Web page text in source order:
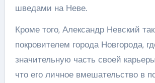
шведами на Неве.
Кроме того, Александр Невский
покровителем города Новгорода,
значительную часть своей
что его личное вмешательство в